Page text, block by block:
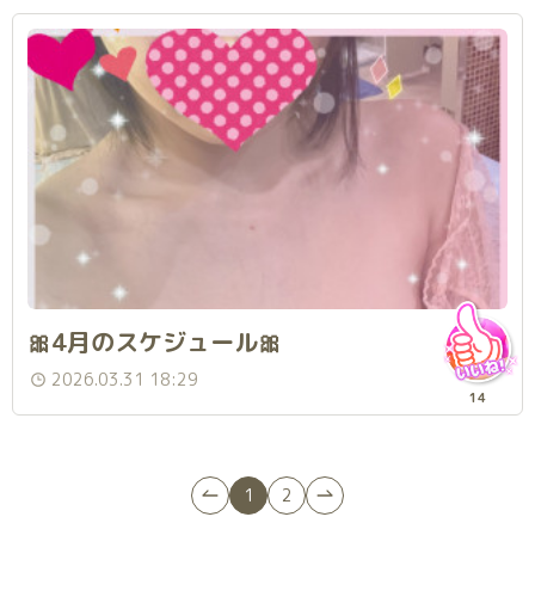
🎀4月のスケジュール🎀
2026.03.31 18:29
14
1 2